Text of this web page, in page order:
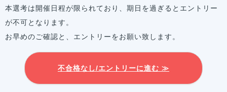
本選考は開催日程が限られており、期日を過ぎるとエントリー
が不可となります。
お早めのご確認と、エントリーをお願い致します。
不合格なし/エントリーに進む ≫